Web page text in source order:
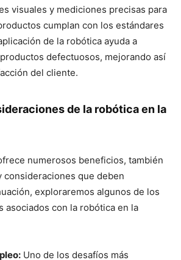
visuales y mediciones precisas para
cumplan con los estándares
de la robótica ayuda a
defectuosos, mejorando así
del cliente.
de la robótica en la
numerosos beneficios, también
consideraciones que deben
exploraremos algunos de los
asociados con la robótica en la
Uno de los desafíos más